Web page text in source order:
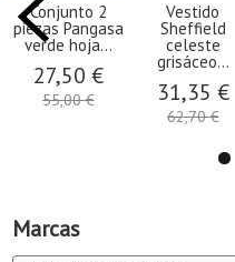
Marcas
Conjunto 2
piezas Pangasa
verde hoja...
27,50 €
55,00 €
Vestido
Sheffield
celeste
grisáceo...
31,35 €
62,70 €